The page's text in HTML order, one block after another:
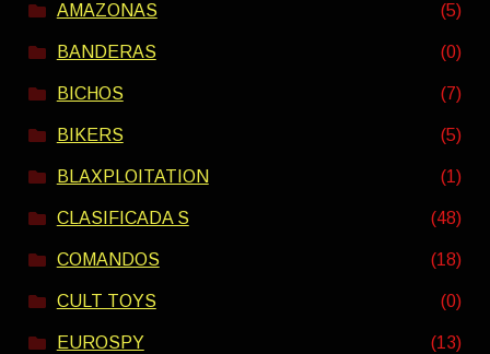
AMAZONAS (5)
BANDERAS (0)
BICHOS (7)
BIKERS (5)
BLAXPLOITATION (1)
CLASIFICADA S (48)
COMANDOS (18)
CULT TOYS (0)
EUROSPY (13)